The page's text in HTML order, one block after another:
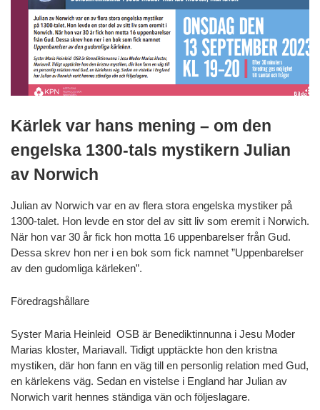
Kärlek var hans mening – om den
engelska 1300-tals mystikern Julian
av Norwich
Julian av Norwich var en av flera stora engelska mystiker på
1300-talet. Hon levde en stor del av sitt liv som eremit i Norwich.
När hon var 30 år fick hon motta 16 uppenbarelser från Gud.
Dessa skrev hon ner i en bok som fick namnet ”Uppenbarelser
av den gudomliga kärleken”.
Föredragshållare
Syster Maria Heinleid OSB är Benediktinnunna i Jesu Moder
Marias kloster, Mariavall. Tidigt upptäckte hon den kristna
mystiken, där hon fann en väg till en personlig relation med Gud,
en kärlekens väg. Sedan en vistelse i England har Julian av
Norwich varit hennes ständiga vän och följeslagare.